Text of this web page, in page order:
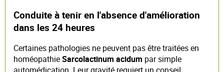
Conduite à tenir en l'absence d'amélioration
dans les 24 heures
Certaines pathologies ne peuvent pas être traitées en
homéopathieSarcolactinum acidum par simple